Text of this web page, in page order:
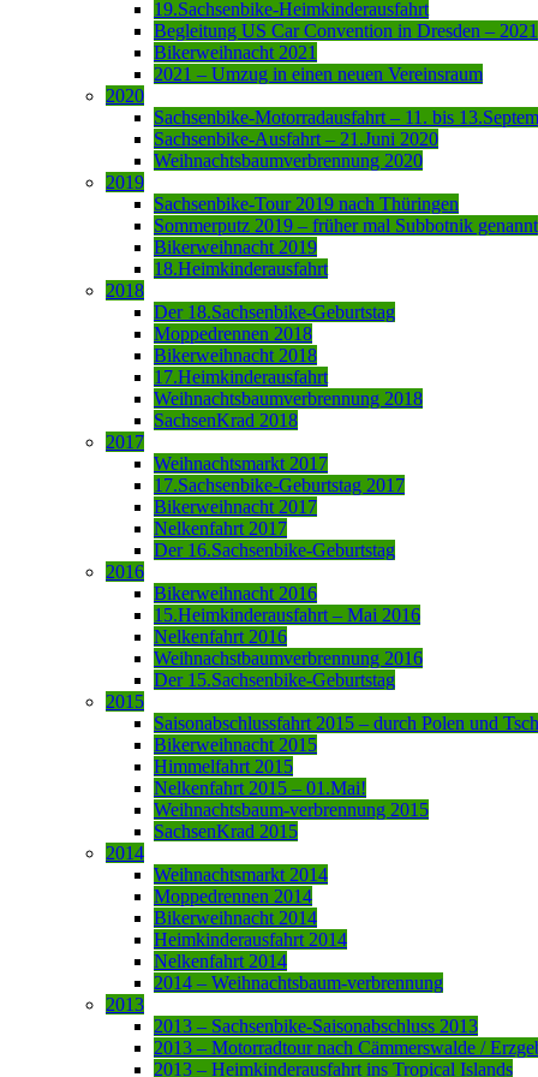
19.Sachsenbike-Heimkinderausfahrt
Begleitung US Car Convention in Dresden – 2021
Bikerweihnacht 2021
2021 – Umzug in einen neuen Vereinsraum
2020
Sachsenbike-Motorradausfahrt – 11. bis
Sachsenbike-Ausfahrt – 21.Juni 2020
Weihnachtsbaumverbrennung 2020
2019
Sachsenbike-Tour 2019 nach Thüringen
Sommerputz 2019 – früher mal Subbotnik genannt
Bikerweihnacht 2019
18.Heimkinderausfahrt
2018
Der 18.Sachsenbike-Geburtstag
Moppedrennen 2018
Bikerweihnacht 2018
17.Heimkinderausfahrt
Weihnachtsbaumverbrennung 2018
SachsenKrad 2018
2017
Weihnachtsmarkt 2017
17.Sachsenbike-Geburtstag 2017
Bikerweihnacht 2017
Nelkenfahrt 2017
Der 16.Sachsenbike-Geburtstag
2016
Bikerweihnacht 2016
15.Heimkinderausfahrt – Mai 2016
Nelkenfahrt 2016
Weihnachstbaumverbrennung 2016
Der 15.Sachsenbike-Geburtstag
2015
Saisonabschlussfahrt 2015 – durch Polen und
Bikerweihnacht 2015
Himmelfahrt 2015
Nelkenfahrt 2015 – 01.Mai!
Weihnachtsbaum-verbrennung 2015
SachsenKrad 2015
2014
Weihnachtsmarkt 2014
Moppedrennen 2014
Bikerweihnacht 2014
Heimkinderausfahrt 2014
Nelkenfahrt 2014
2014 – Weihnachtsbaum-verbrennung
2013
2013 – Sachsenbike-Saisonabschluss 2013
2013 – Motorradtour nach Cämmerswalde /
2013 – Heimkinderausfahrt ins Tropical Islands